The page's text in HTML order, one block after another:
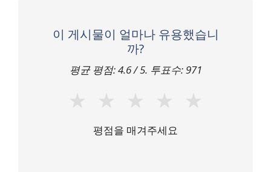
이 게시물이 얼마나 유용했습니
까?
평균 평점:4.6/ 5. 투표수:971
★ ★ ★ ★ ★
평점을 매겨주세요